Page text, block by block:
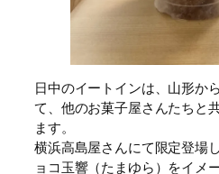
日中のイートインは、山形か
て、他のお菓子屋さんたちと
ます。
横浜高島屋さんにて限定登場
ョコ玉響（たまゆら）をイメ